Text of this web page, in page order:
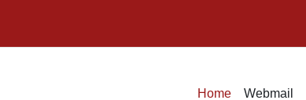
Home Webmail